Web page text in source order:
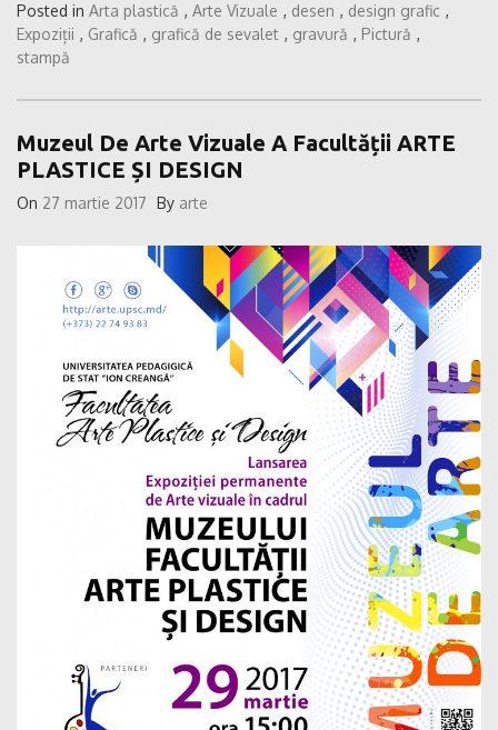
Posted in Arta plastică , Arte Vizuale , desen , design grafic ,
Expoziții , Grafică , grafică de sevalet , gravură , Pictură ,
stampă
Muzeul De Arte Vizuale A Facultății ARTE
PLASTICE ȘI DESIGN
On 27 martie 2017 By arte